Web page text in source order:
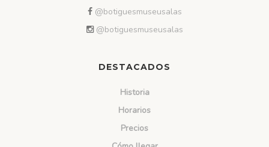
@botiguesmuseusalas
@botiguesmuseusalas
DESTACADOS
Historia
Horarios
Precios